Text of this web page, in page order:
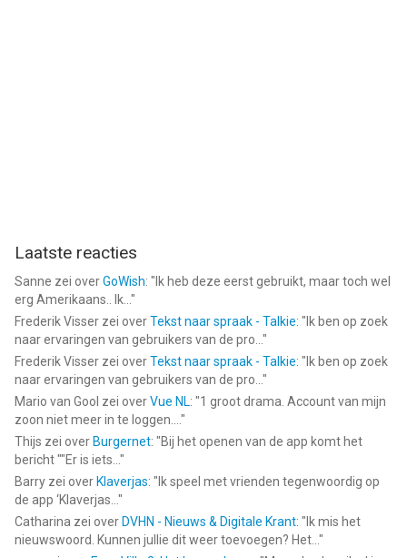
Laatste reacties
Sanne zei overGoWish: " Ik heb deze eerst gebruikt, maar toch wel
erg Amerikaans.. Ik... "
Frederik Visser zei overTekst naar spraak - Talkie: " Ik ben op zoek
naar ervaringen van gebruikers van de pro... "
Frederik Visser zei overTekst naar spraak - Talkie: " Ik ben op zoek
naar ervaringen van gebruikers van de pro... "
Mario van Gool zei overVue NL: "1 groot drama. Account van mijn
zoon niet meer in te loggen.... "
Thijs zei over Burgernet: "Bij het openen van de app komt het
bericht ""Er is iets... "
Barry zei over Klaverjas: " Ik speel met vrienden tegenwoordig op
de app ‘Klaverjas... "
Catharina zei over DVHN - Nieuws & Digitale Krant: " Ik mis het
nieuwswoord. Kunnen jullie dit weer toevoegen? Het... "